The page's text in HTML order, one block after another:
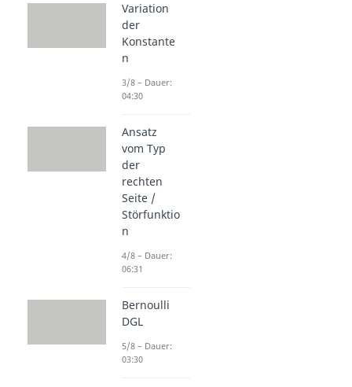
Variation
der
Konstante
n
3/8 – Dauer:
04:30
Ansatz
vom Typ
der
rechten
Seite /
Störfunktio
n
4/8 – Dauer:
06:31
Bernoulli
DGL
5/8 – Dauer:
03:30